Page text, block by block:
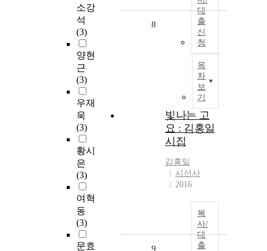
소강
석
(3)
양현
근
(3)
우재
욱
(3)
황시
은
(3)
여혁
동
(3)
문효
대
출
신
청
목
차
보
기
8
빛나는 고
요 : 김홍일
시집
김홍일
시선사
2016
복
사/
대
출
9